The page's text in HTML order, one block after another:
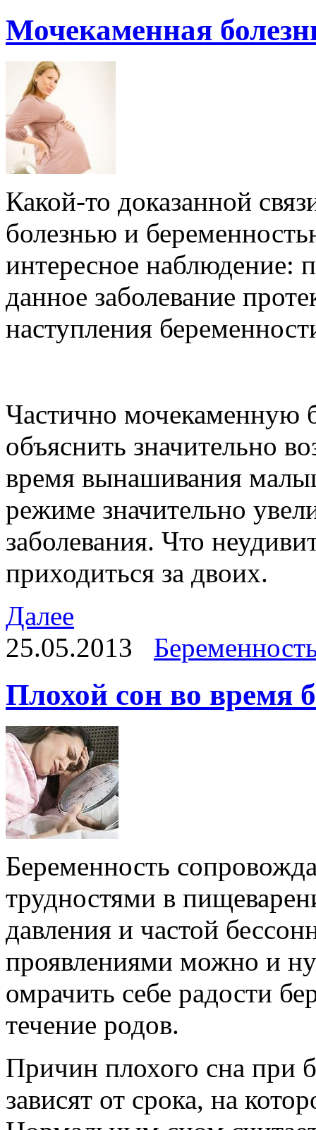
Мочекаменная
Какой-то доказанной
болезнью и
интересное наблюдение:
данное заболевание
наступления
Частично мочекаменную
объяснить значительно
время вынашивания
режиме значительно
заболевания. Что
приходиться за двоих.
Далее
25.05.2013
Плохой сон во время
Беременность
трудностями в
давления и частой
проявлениями можно и
омрачить себе радости
течение родов.
Причин плохого сна при
зависят от срока, на